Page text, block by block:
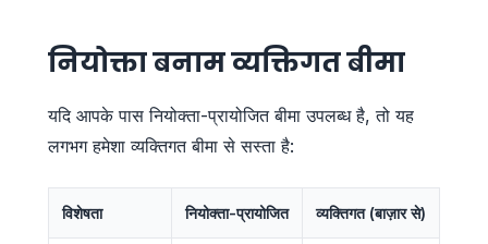
नियोक्ता बनाम व्यक्तिगत बीमा
यदि आपके पास नियोक्ता-प्रायोजित बीमा उपलब्ध है, तो यह
लगभग हमेशा व्यक्तिगत बीमा से सस्ता है:
विशेषता नियोक्ता-प्रायोजित व्यक्तिगत (बाज़ार से)